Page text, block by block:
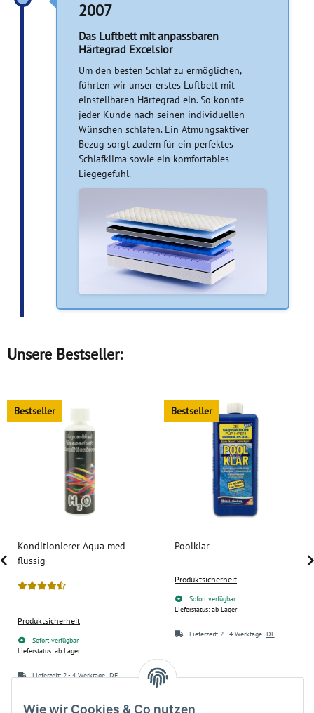
Wie wir Cookies & Co nutzen
2007
Das Luftbett mit anpassbaren
Härtegrad Excelsior
Um den besten Schlaf zu ermöglichen,
führten wir unser erstes Luftbett mit
einstellbaren Härtegrad ein. So konnte
jeder Kunde nach seinen individuellen
Wünschen schlafen. Ein Atmungsaktiver
Bezug sorgt zudem für ein perfektes
Schlafklima sowie ein komfortables
Liegegefühl.
Unsere Bestseller:
Bestseller
Konditionierer Aqua med
flüssig
Produktsicherheit
Sofort verfügbar
Lieferstatus: ab Lager
Lieferzeit:2 - 4 WerktageDE
9,90 €*
Bestseller
Poolklar
Produktsicherheit
Sofort verfügbar
Lieferstatus: ab Lager
Lieferzeit: 2 - 4 Werktage DE
24,90 €